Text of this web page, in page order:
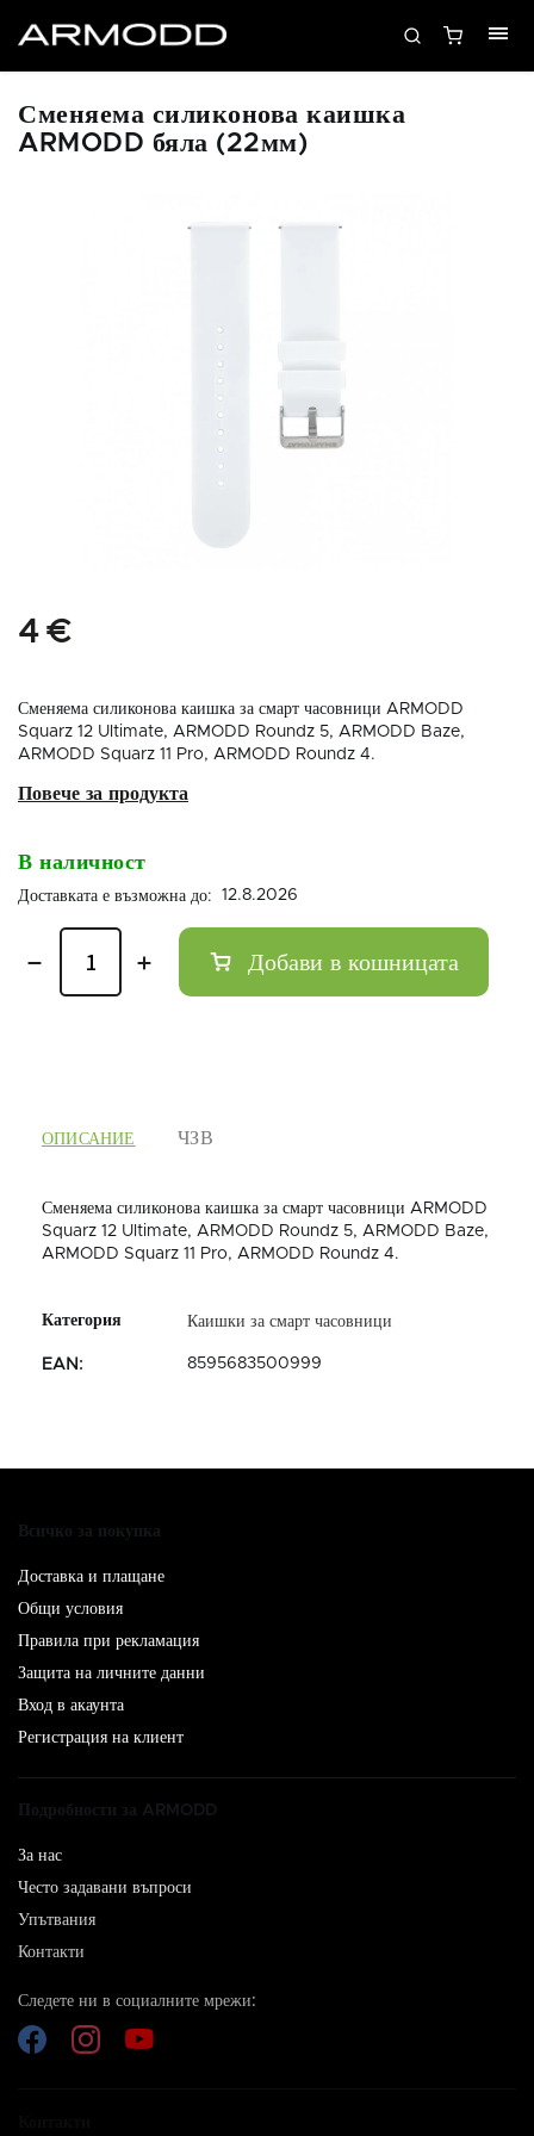
Сменяема силиконова каишка
ARMODD бяла (22мм)
4 €
Сменяема силиконова каишка за смарт часовници ARMODD
Squarz 12 Ultimate, ARMODD Roundz 5, ARMODD Baze,
ARMODD Squarz 11 Pro, ARMODD Roundz 4.
В наличност
12.8.2026
ОПИСАНИЕ
Сменяема силиконова каишка за смарт часовници ARMODD
Squarz 12 Ultimate, ARMODD Roundz 5, ARMODD Baze,
ARMODD Squarz 11 Pro, ARMODD Roundz 4.
Каишки за смарт часовници
EAN : 8595683500999
Всичко за покупка
Доставка и плащане
Общи условия
Правила при рекламация
Защита на личните данни
Вход в акаунта
Регистрация на клиент
Подробности за ARMODD
За нас
Често задавани въпроси
Упътвания
Контакти
Следете ни в социалните мрежи: